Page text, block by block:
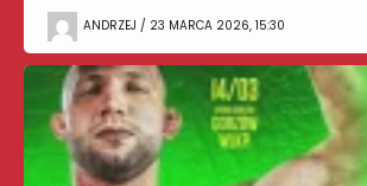
ANDRZEJ / 23 MARCA 2026, 15:30